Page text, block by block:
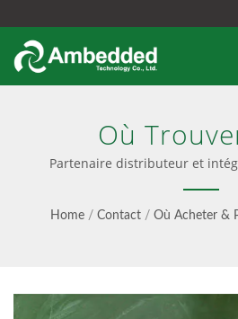
Où
Partenaires
Ceph |
Partenaire distributeur et
Ambedded à l'échelle mondiale.
Ceph pour
Home / Contact / Où Acheter &